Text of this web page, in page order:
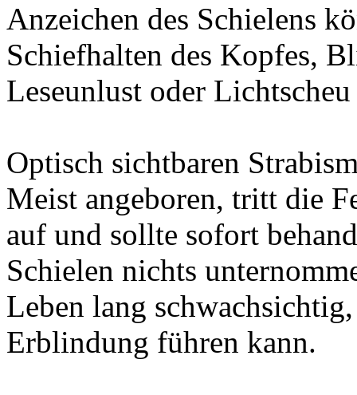
Anzeichen des Schielens
Schiefhalten des Kopfes,
Leseunlust oder
Optisch sichtbaren
Meist angeboren, tritt die
auf und sollte sofort
Schielen nichts
Leben lang
Erblindung führen kann.